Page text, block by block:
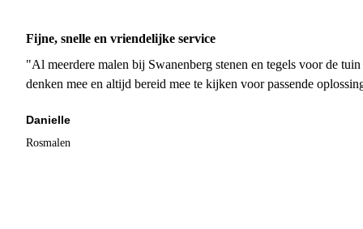
Fijne, snelle en vriendelijke service
"Al meerdere malen bij Swanenberg stenen en tegels voor de
denken mee en altijd bereid mee te kijken voor passende
Danielle
Rosmalen